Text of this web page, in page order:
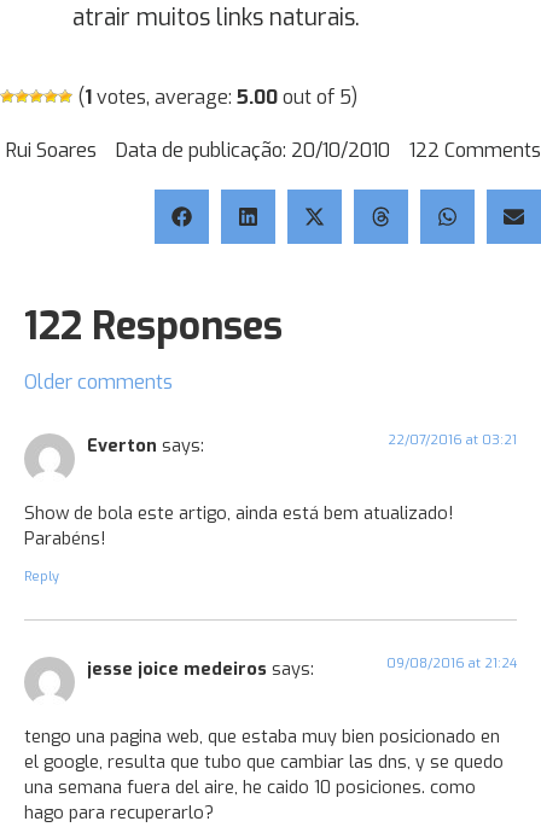
atrair muitos links naturais.
(1votes, average: 5.00out of 5)
Rui Soares Data de publicação: 20/10/2010 122 Comments
122 Responses
Older comments
Everton says: 22/07/2016 at 03:21
Show de bola este artigo, ainda está bem atualizado!
Parabéns!
Reply
jesse joice medeiros says: 09/08/2016 at 21:24
tengo una pagina web, que estaba muy bien posicionado en
el google, resulta que tubo que cambiar las dns, y se quedo
una semana fuera del aire, he caido 10 posiciones. como
hago para recuperarlo?